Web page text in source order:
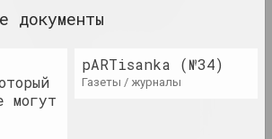
публикация
Белорусская художница Алла
Савашевич удостоена
престижной Вроцлавской
документы
могут
pARTisanka (№34)
газеты / журналы